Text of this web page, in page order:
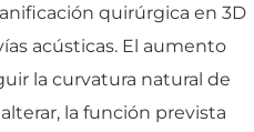
quirúrgica en 3D
acústicas. El aumento
la curvatura natural de
la función prevista